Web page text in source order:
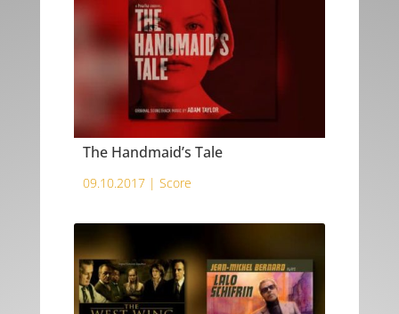
The Handmaid’s Tale
09.10.2017 | Score